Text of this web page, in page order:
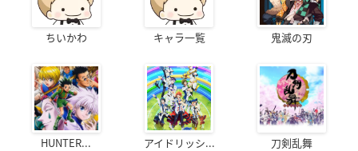
ちいかわ キャラ一覧 鬼滅の刃
HUNTER... アイドリッシ... 刀剣乱舞